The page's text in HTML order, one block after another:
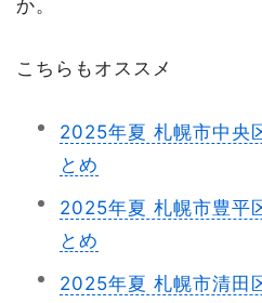
か。
こちらもオススメ
2025年夏 札幌市中央
とめ
2025年夏 札幌市豊平
とめ
2025年夏 札幌市清田